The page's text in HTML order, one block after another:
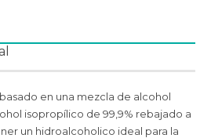
en una mezcla de alcohol
isopropílico de 99,9% rebajado a
un hidroalcoholico ideal para la